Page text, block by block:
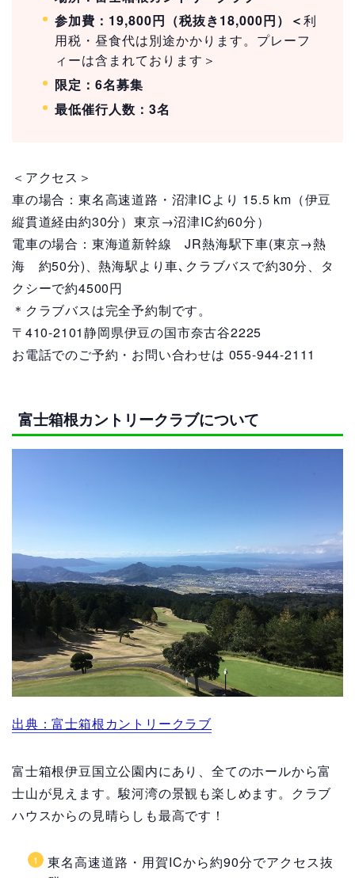
参加費：19,800円（税抜き18,000円）＜利
用税・昼食代は別途かかります。プレーフ
ィーは含まれております＞
限定：6名募集
最低催行人数：3名
＜アクセス＞
車の場合：東名高速道路・沼津ICより 15.5 km（伊豆
縦貫道経由約30分）東京→沼津IC約60分）
電車の場合：東海道新幹線 JR熱海駅下車(東京→熱
海 約50分)、熱海駅より車､クラブバスで約30分、タ
クシーで約4500円
＊クラブバスは完全予約制です。
〒410-2101静岡県伊豆の国市奈古谷2225
お電話でのご予約・お問い合わせは 055-944-2111
富士箱根カントリークラブについて
出典：富士箱根カントリークラブ
富士箱根伊豆国立公園内にあり、全てのホールから富
士山が見えます。駿河湾の景観も楽しめます。クラブ
ハウスからの見晴らしも最高です！
東名高速道路・用賀ICから約90分でアクセス抜